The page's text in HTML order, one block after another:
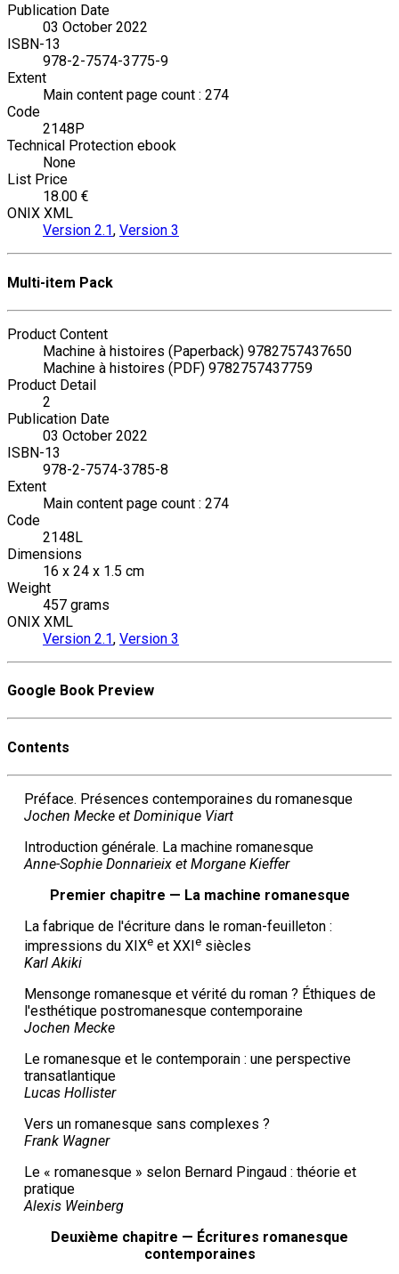
Publication Date
03 October 2022
ISBN-13
978-2-7574-3775-9
Extent
Main content page count : 274
Code
2148P
Technical Protection ebook
None
List Price
18.00 €
ONIX XML
Version 2.1, Version 3
Multi-item Pack
Product Content
Machine à histoires (Paperback) 9782757437650
Machine à histoires (PDF) 9782757437759
Product Detail
2
Publication Date
03 October 2022
ISBN-13
978-2-7574-3785-8
Extent
Main content page count : 274
Code
2148L
Dimensions
16 x 24 x 1.5 cm
Weight
457 grams
ONIX XML
Version 2.1, Version 3
Google Book Preview
Contents
Préface. Présences contemporaines du romanesque
Jochen Mecke et Dominique Viart
Introduction générale. La machine romanesque
Anne-Sophie Donnarieix et Morgane Kieffer
Premier chapitre — La machine romanesque
La fabrique de l'écriture dans le roman-feuilleton :
impressions du XIXeet XXI esiècles
Karl Akiki
Mensonge romanesque et vérité du roman ? Éthiques de
l'esthétique postromanesque contemporaine
Jochen Mecke
Le romanesque et le contemporain : une perspective
transatlantique
Lucas Hollister
Vers un romanesque sans complexes ?
Frank Wagner
Le « romanesque » selon Bernard Pingaud : théorie et
pratique
Alexis Weinberg
Deuxième chapitre — Écritures romanesque
contemporaines